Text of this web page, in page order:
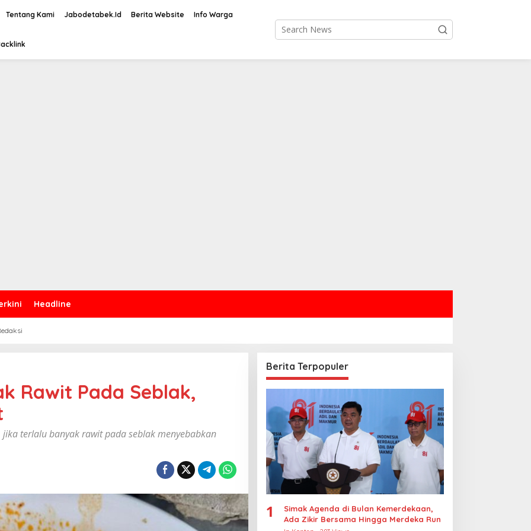
Tentang Kami Jabodetabek.Id Berita Website Info Warga
Headline
Rawit Pada Seblak,
terlalu banyak rawit pada seblak menyebabkan
Berita Terpopuler
1
Simak Agenda di Bulan Kemerdekaan,
Ada Zikir Bersama Hingga Merdeka Run